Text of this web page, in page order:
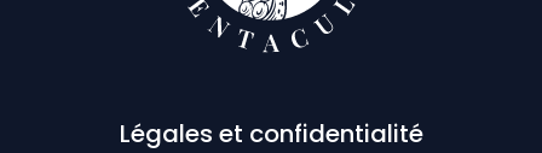
Légales et confidentialité